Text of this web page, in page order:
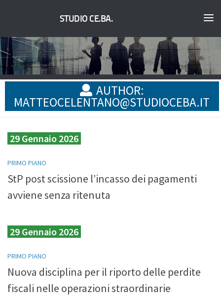
STUDIO CE.BA.
AUTHOR:
MATTEOCELENTANO@STUDIOCEBA.IT
29 Gennaio 2026
PRIMO PIANO
StP post scissione l’incasso dei pagamenti
avviene senza ritenuta
29 Gennaio 2026
PRIMO PIANO
Nuova disciplina per il riporto delle perdite
fiscali nelle operazioni straordinarie